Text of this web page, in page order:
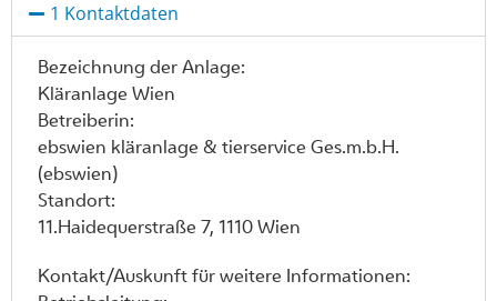
1 Kontaktdaten
Bezeichnung der Anlage:
Kläranlage Wien
Betreiberin:
ebswien kläranlage & tierservice Ges.m.b.H.
(ebswien)
Standort:
11.Haidequerstraße 7, 1110 Wien
Kontakt/Auskunft für weitere Informationen: